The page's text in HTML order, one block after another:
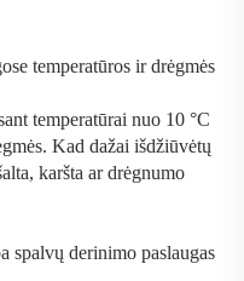
temperatūros ir drėgmės
temperatūrai nuo 10 °C
Kad dažai išdžiūvėtų
karšta ar drėgnumo
spalvų derinimo paslaugas